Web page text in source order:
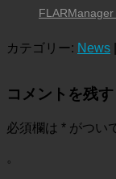
FLARManager
カテゴリー: News
コメントを残す
必須欄は * がつい
。